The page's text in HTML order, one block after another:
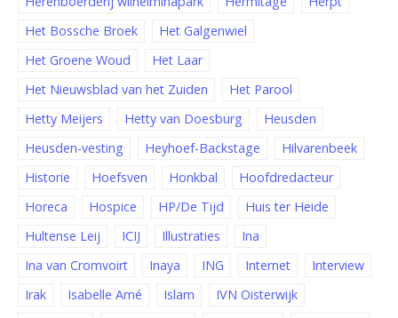
Het Bossche Broek
Het Galgenwiel
Het Groene Woud
Het Laar
Het Nieuwsblad van het Zuiden
Het Parool
Hetty Meijers
Hetty van Doesburg
Heusden
Heusden-vesting
Heyhoef-Backstage
Hilvarenbeek
Historie
Hoefsven Honkbal
Hoofdredacteur
Horeca
Hospice HP/De Tijd
Huis ter Heide
Hultense Leij
ICIJ Illustraties
Ina
Ina van Cromvoirt
Inaya ING Internet
Interview
Irak
Isabelle Amé Islam
IVN Oisterwijk